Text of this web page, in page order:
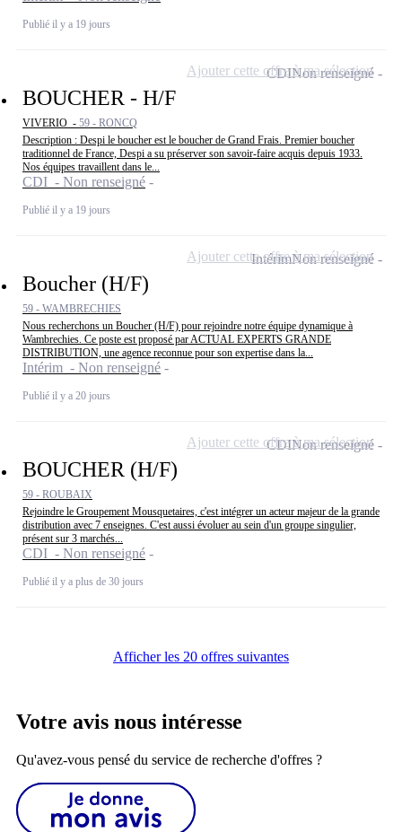
Publié il y a 19 jours
BOUCHER - H/F
VIVERIO - 59 - RONCQ
Description : Despi le boucher est le boucher de Grand Frais. Premier boucher
traditionnel de France, Despi a su préserver son savoir-faire acquis depuis 1933.
Nos équipes travaillent dans le...
CDI - Non renseigné
Publié il y a 19 jours
CDINon renseigné
Ajouter cette offre à ma sélection
Boucher (H/F)
59 - WAMBRECHIES
Nous recherchons un Boucher (H/F) pour rejoindre notre équipe dynamique à
Wambrechies. Ce poste est proposé par ACTUAL EXPERTS GRANDE
DISTRIBUTION, une agence reconnue pour son expertise dans la...
Intérim - Non renseigné
Publié il y a 20 jours
IntérimNon renseigné
Ajouter cette offre à ma sélection
BOUCHER (H/F)
59 - ROUBAIX
Rejoindre le Groupement Mousquetaires, c'est intégrer un acteur majeur de la grande
distribution avec 7 enseignes. C'est aussi évoluer au sein d'un groupe singulier,
présent sur 3 marchés...
CDI - Non renseigné
Publié il y a plus de 30 jours
CDINon renseigné
Ajouter cette offre à ma sélection
Afficher les 20 offres suivantes
Votre avis nous intéresse
Qu'avez-vous pensé du service de recherche d'offres ?